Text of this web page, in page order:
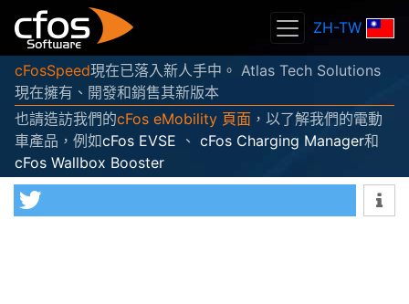
ZH-TW
cFosSpeed現在已落入新人手中。 Atlas Tech Solutions
現在擁有、開發和銷售其新版本
也請造訪我們的cFos eMobility 頁面 ，以了解我們的電動
車產品，例如cFos EVSE 、 cFos Charging Manager和
cFos Wallbox Booster